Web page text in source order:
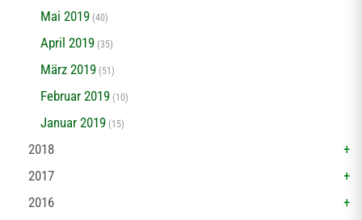
Mai 2019 (40)
April 2019 (35)
März 2019 (51)
Februar 2019 (10)
Januar 2019 (15)
2018
2017
2016